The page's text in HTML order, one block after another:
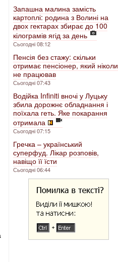
Запашна малина замість
картоплі: родина з Волині на
двох гектарах збирає до 100
кілограмів ягід за день
Сьогодні 08:12
Пенсія без стажу: скільки
отримає пенсіонер, який ніколи
не працював
Сьогодні 07:43
Водійка Infiniti вночі у Луцьку
збила дорожнє обладнання і
поїхала геть. Яке покарання
отримала
Сьогодні 07:15
Гречка – український
суперфуд. Лікар розповів,
навіщо її їсти
Сьогодні 06:44